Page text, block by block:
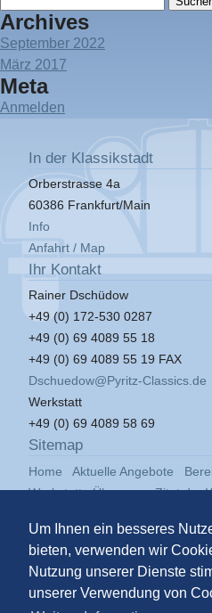
Um Ihnen ein besseres
bieten, verwenden wir
Nutzung unserer Dienste
unserer Verwendung von
nach:
Archives
September 2022
März 2017
Meta
Anmelden
In der Klassikstadt
Orberstrasse 4a
60386 Frankfurt/Main
Info
Anfahrt / Map
Ihr Kontakt
Rainer Dschüdow
+49 (0) 172-530 0287
+49 (0) 69 4089 55 18
+49 (0) 69 4089 55 19 FAX
Dschuedow@Pyritz-Classics.de
Werkstatt
+49 (0) 69 4089 58 69
Sitemap
Home Aktuelle Angebote
Werkstatt
Über uns Zitat der